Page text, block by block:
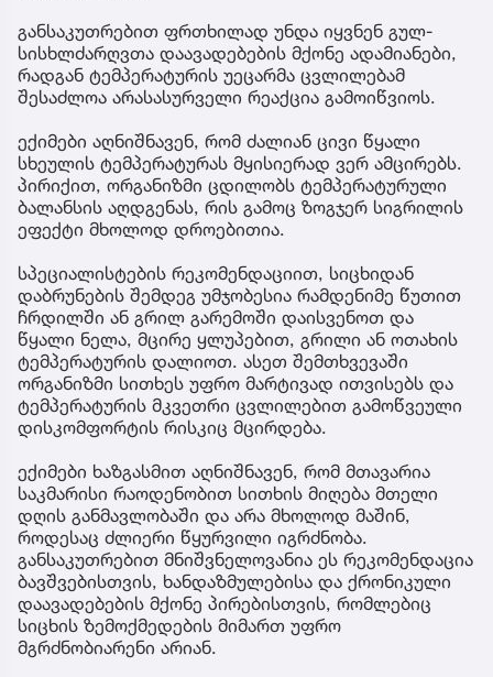
განსაკუთრებით ფრთხილად უნდა იყვნენ გულ-
სისხლძარღვთა დაავადებების მქონე ადამიანები,
რადგან ტემპერატურის უეცარმა ცვლილებამ
შესაძლოა არასასურველი რეაქცია გამოიწვიოს.
ექიმები აღნიშნავენ, რომ ძალიან ცივი წყალი
სხეულის ტემპერატურას მყისიერად ვერ ამცირებს.
პირიქით, ორგანიზმი ცდილობს ტემპერატურული
ბალანსის აღდგენას, რის გამოც ზოგჯერ სიგრილის
ეფექტი მხოლოდ დროებითია.
სპეციალისტების რეკომენდაციით, სიცხიდან
დაბრუნების შემდეგ უმჯობესია რამდენიმე წუთით
ჩრდილში ან გრილ გარემოში დაისვენოთ და
წყალი ნელა, მცირე ყლუპებით, გრილი ან ოთახის
ტემპერატურის დალიოთ. ასეთ შემთხვევაში
ორგანიზმი სითხეს უფრო მარტივად ითვისებს და
ტემპერატურის მკვეთრი ცვლილებით გამოწვეული
დისკომფორტის რისკიც მცირდება.
ექიმები ხაზგასმით აღნიშნავენ, რომ მთავარია
საკმარისი რაოდენობით სითხის მიღება მთელი
დღის განმავლობაში და არა მხოლოდ მაშინ,
როდესაც ძლიერი წყურვილი იგრძნობა.
განსაკუთრებით მნიშვნელოვანია ეს რეკომენდაცია
ბავშვებისთვის, ხანდაზმულებისა და ქრონიკული
დაავადებების მქონე პირებისთვის, რომლებიც
სიცხის ზემოქმედების მიმართ უფრო
მგრძნობიარენი არიან.